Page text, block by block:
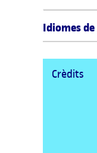
Idiomes
Crèdits